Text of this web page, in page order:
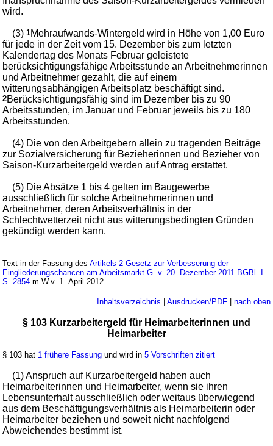
wird.
(3)1Mehraufwands-Wintergeld wird in Höhe von 1,00 Euro
für jede in der Zeit vom 15. Dezember bis zum letzten
Kalendertag des Monats Februar geleistete
berücksichtigungsfähige Arbeitsstunde an Arbeitnehmerinnen
und Arbeitnehmer gezahlt, die auf einem
witterungsabhängigen Arbeitsplatz beschäftigt sind.
2Berücksichtigungsfähig sind im Dezember bis zu 90
Arbeitsstunden, im Januar und Februar jeweils bis zu 180
Arbeitsstunden.
(4) Die von den Arbeitgebern allein zu tragenden Beiträge
zur Sozialversicherung für Bezieherinnen und Bezieher von
Saison-Kurzarbeitergeld werden auf Antrag erstattet.
(5) Die Absätze 1 bis 4 gelten im Baugewerbe
ausschließlich für solche Arbeitnehmerinnen und
Arbeitnehmer, deren Arbeitsverhältnis in der
Schlechtwetterzeit nicht aus witterungsbedingten Gründen
gekündigt werden kann.
Text in der Fassung desArtikels 2 Gesetz zur Verbesserung der
Eingliederungschancen am Arbeitsmarkt G. v. 20. Dezember 2011 BGBl. I
S. 2854 m.W.v. 1. April 2012
Inhaltsverzeichnis Ausdrucken/PDF| nach oben
§ 103 Kurzarbeitergeld für Heimarbeiterinnen und
Heimarbeiter
§ 103 hat 1 frühere Fassung und wird in5 Vorschriften zitiert
(1) Anspruch auf Kurzarbeitergeld haben auch
Heimarbeiterinnen und Heimarbeiter, wenn sie ihren
Lebensunterhalt ausschließlich oder weitaus überwiegend
aus dem Beschäftigungsverhältnis als Heimarbeiterin oder
Heimarbeiter beziehen und soweit nicht nachfolgend
Abweichendes bestimmt ist.